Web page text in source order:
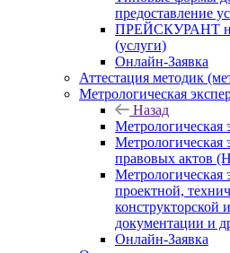
предоставление
ПРЕЙСКУРАНТ на
(услуги)
Онлайн-Заявка
Аттестация методик
Метрологическая
Назад
Метрологическая
Метрологическая
правовых актов
Метрологическая
проектной,
конструкторской
документации и
Онлайн-Заявка